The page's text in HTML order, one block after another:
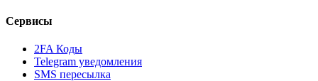
Сервисы
2FA Коды
Telegram уведомления
SMS пересылка